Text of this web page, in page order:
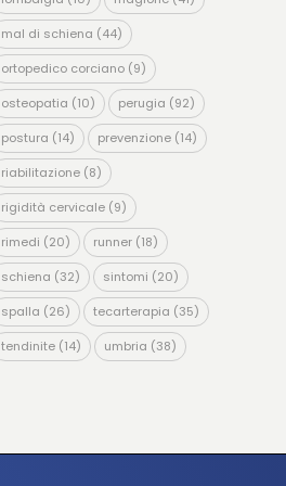
mal di schiena (44)
ortopedico corciano(9)
osteopatia (10) perugia (92)
postura (14) prevenzione(14)
riabilitazione(8)
rigidità cervicale(9)
rimedi (20) runner(18)
schiena (32) sintomi (20)
spalla (26) tecarterapia (35)
tendinite(14) umbria (38)